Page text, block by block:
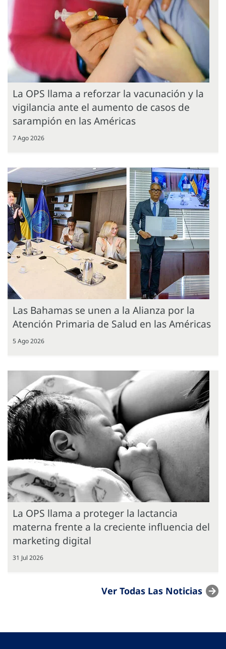
La OPS llama a reforzar la vacunación y la
vigilancia ante el aumento de casos de
sarampión en las Américas
7 Ago 2026
Las Bahamas se unen a la Alianza por la
Atención Primaria de Salud en las Américas
5 Ago 2026
La OPS llama a proteger la lactancia
materna frente a la creciente influencia del
marketing digital
31 Jul 2026
Ver Todas Las Noticias